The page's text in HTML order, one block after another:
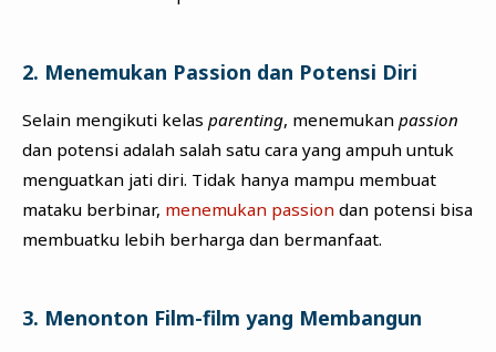
2. Menemukan Passion dan Potensi Diri
Selain mengikuti kelas parenting, menemukan passion
dan potensi adalah salah satu cara yang ampuh untuk
menguatkan jati diri. Tidak hanya mampu membuat
mataku berbinar, menemukan passiondan potensi bisa
membuatku lebih berharga dan bermanfaat.
3. Menonton Film-film yang Membangun